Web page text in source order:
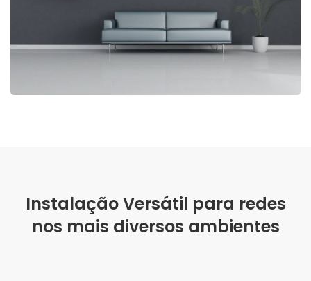
Instalação Versátil para redes
nos mais diversos ambientes